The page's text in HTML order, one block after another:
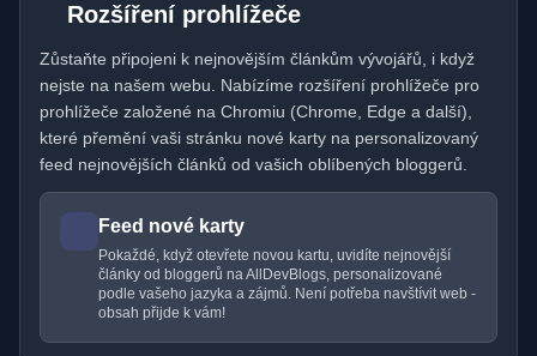
Rozšíření prohlížeče
Zůstaňte připojeni k nejnovějším článkům vývojářů, i když
nejste na našem webu. Nabízíme rozšíření prohlížeče pro
prohlížeče založené na Chromiu (Chrome, Edge a další),
které přemění vaši stránku nové karty na personalizovaný
feed nejnovějších článků od vašich oblíbených bloggerů.
Feed nové karty
Pokaždé, když otevřete novou kartu, uvidíte nejnovější
články od bloggerů na AllDevBlogs, personalizované
podle vašeho jazyka a zájmů. Není potřeba navštívit web -
obsah přijde k vám!